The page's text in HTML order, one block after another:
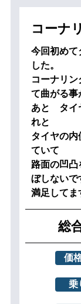
コーナ
今回初め
した。
コーナリ
て曲がる事
あと タイ
れと
タイヤの
ていて
路面の凹
ぼしないで
満足してま
総
価
乗